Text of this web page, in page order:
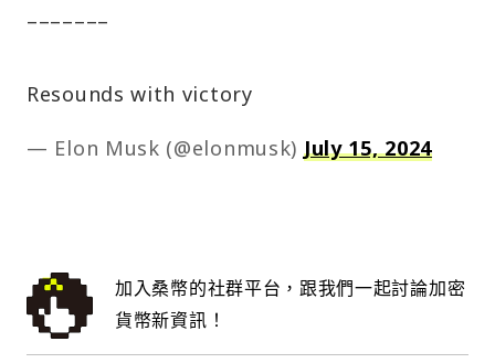
–––––––
Resounds with victory
— Elon Musk (@elonmusk) July 15, 2024
加入桑幣的社群平台，跟我們一起討論加密
貨幣新資訊！